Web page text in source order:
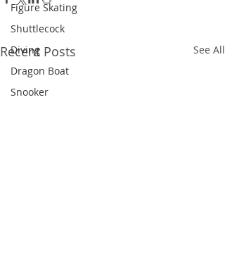
Figure Skating
Shuttlecock
Diving
Dragon Boat
Snooker
Recent Posts See All